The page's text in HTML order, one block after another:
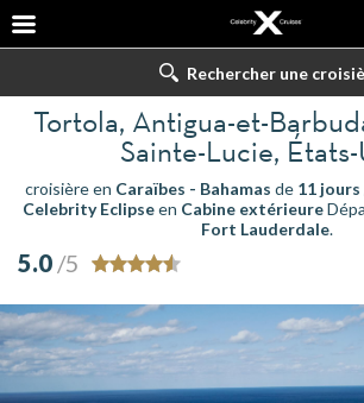
Rechercher une
Tortola, Antigua-et-
Sainte-Lucie,
croisière en Caraïbes - Bahamas de 11
Celebrity Eclipseen Cabine extérieure
Fort Lauderdale.
5.0 /5